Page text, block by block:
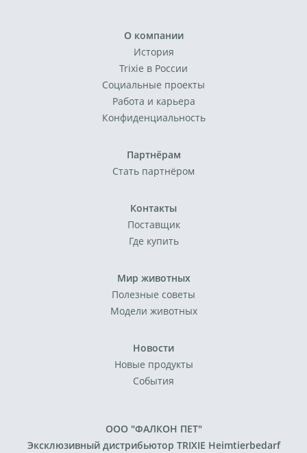
О компании
История
Trixie в России
Социальные проекты
Работа и карьера
Конфиденциальность
Партнёрам
Стать партнёром
Контакты
Поставщик
Где купить
Мир животных
Полезные советы
Модели животных
Новости
Новые продукты
События
ООО "ФАЛКОН ПЕТ"
Эксклюзивный дистрибьютор TRIXIE Heimtierbedarf